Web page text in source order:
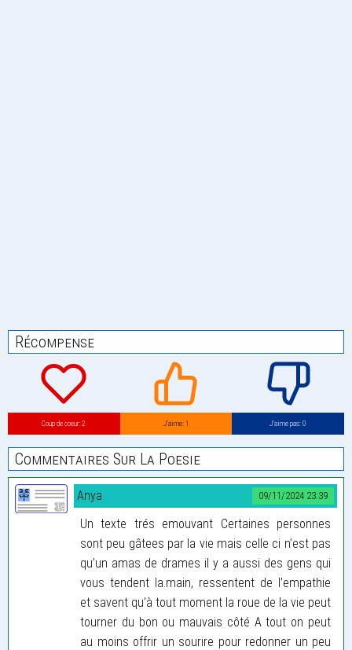
Récompense
Coup de coeur: 2 J’aime: 1 J’aime pas: 0
Commentaires Sur La Poesie
09/11/2024 23:39
Anya
Un texte trés emouvant Certaines personnes
sont peu gâtees par la vie mais celle ci n’est pas
qu’un amas de drames il y a aussi des gens qui
vous tendent la.main, ressentent de l’empathie
et savent qu’à tout moment la roue de la vie peut
tourner du bon ou mauvais côté A tout on peut
au moins offrir un sourire pour redonner un peu